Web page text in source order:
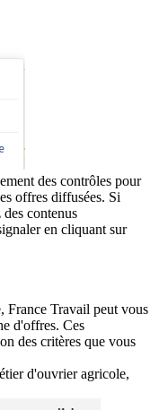
des contrôles pour
offres diffusées. Si
contenus
en cliquant sur
France Travail peut vous
d'offres. Ces
des critères que vous
d'ouvrier agricole,